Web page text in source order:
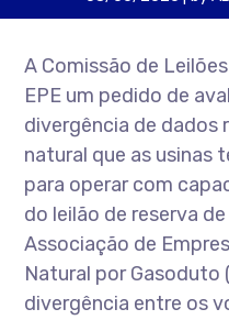
A Comissão de
EPE um pedido de
divergência de dados
natural que as usinas
para operar com
do leilão de reserva
Associação de
Natural por Gasoduto
divergência entre os